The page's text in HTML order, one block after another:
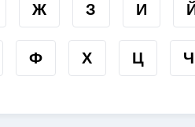
Ж З И
Ф Х Ц Ч